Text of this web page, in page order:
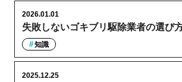
失敗しないゴキブリ駆除業者の選び
2026.01.01
知識
2025.12.25